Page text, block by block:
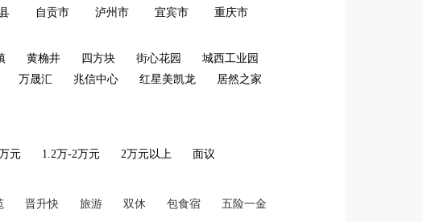
自贡市 泸州市 宜宾市
重庆市
黄桷井 四方块 街心花园
城西工业园
万晟汇 兆信中心 红星美凯龙 居然之家
元 1.2万-2万元 2万元以上 面议
晋升快 旅游 双休 包食宿 五险一金